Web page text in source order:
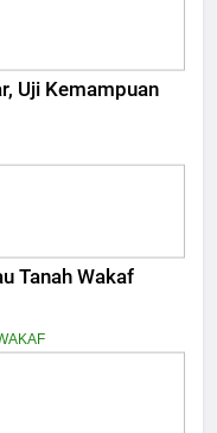
Uji Kemampuan
Tanah Wakaf